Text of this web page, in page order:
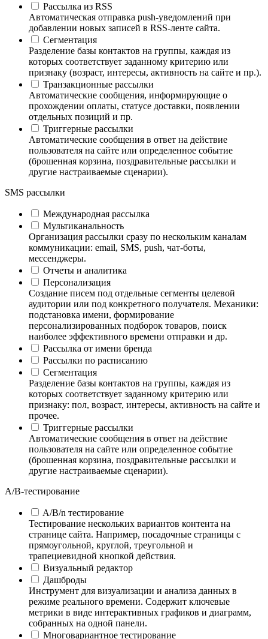
Рассылка из RSS
Автоматическая отправка push-уведомлений при
добавлении новых записей в RSS-ленте сайта.
Сегментация
Разделение базы контактов на группы, каждая из
которых соответствует заданному критерию или
признаку (возраст, интересы, активность на сайте и пр.).
Транзакционные рассылки
Автоматические сообщения, информирующие о
прохождении оплаты, статусе доставки, появлении
отдельных позиций и пр.
Триггерные рассылки
Автоматические сообщения в ответ на действие
пользователя на сайте или определенное событие
(брошенная корзина, поздравительные рассылки и
другие настраиваемые сценарии).
SMS рассылки
Международная рассылка
Мультиканальность
Организация рассылки сразу по нескольким каналам
коммуникации: email, SMS, push, чат-боты,
мессенджеры.
Отчеты и аналитика
Персонализация
Создание писем под отдельные сегменты целевой
аудитории или под конкретного получателя. Механики:
подстановка имени, формирование
персонализированных подборок товаров, поиск
наиболее эффективного времени отправки и др.
Рассылка от имени бренда
Рассылки по расписанию
Сегментация
Разделение базы контактов на группы, каждая из
которых соответствует заданному критерию или
признаку: пол, возраст, интересы, активность на сайте и
прочее.
Триггерные рассылки
Автоматические сообщения в ответ на действие
пользователя на сайте или определенное событие
(брошенная корзина, поздравительные рассылки и
другие настраиваемые сценарии).
А/B-тестирование
A/B/n тестирование
Тестирование нескольких вариантов контента на
странице сайта. Например, посадочные страницы с
прямоугольной, круглой, треугольной и
трапециевидной кнопкой действия.
Визуальный редактор
Дашброды
Инструмент для визуализации и анализа данных в
режиме реального времени. Содержит ключевые
метрики в виде интерактивных графиков и диаграмм,
собранных на одной панели.
Многовариантное тестирование